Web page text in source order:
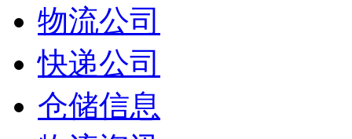
物流公司
快递公司
仓储信息